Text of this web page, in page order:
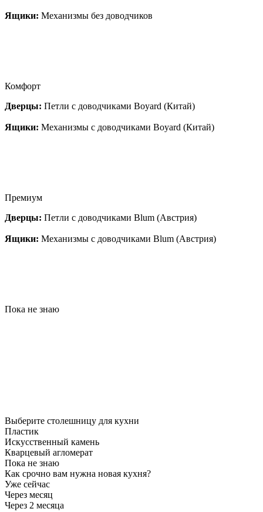
Ящики: Механизмы без доводчиков
Комфорт
Дверцы: Петли с доводчиками Boyard (Китай)
Ящики: Механизмы с доводчиками Boyard (Китай)
Премиум
Дверцы: Петли с доводчиками Blum (Австрия)
Ящики: Механизмы с доводчиками Blum (Австрия)
Пока не знаю
Выберите столешницу для кухни
Пластик
Искусственный камень
Кварцевый агломерат
Пока не знаю
Как срочно вам нужна новая кухня?
Уже сейчас
Через месяц
Через 2 месяца